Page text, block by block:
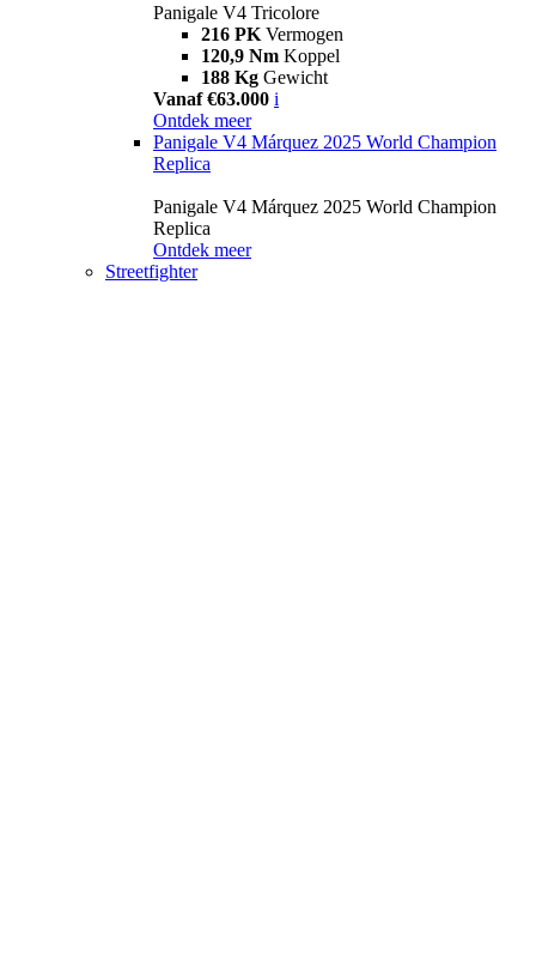
Panigale V4 Tricolore
216 PK Vermogen
120,9 Nm Koppel
188 Kg Gewicht
Vanaf €63.000 i
Ontdek meer
Panigale V4 Márquez 2025 World Champion
Replica
Panigale V4 Márquez 2025 World Champion
Replica
Ontdek meer
Streetfighter